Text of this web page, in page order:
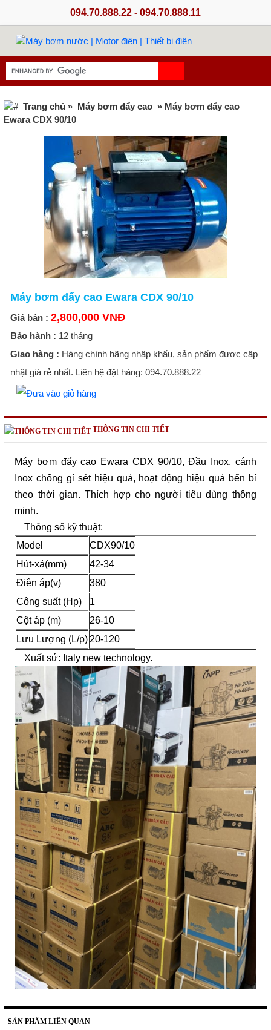
094.70.888.22 - 094.70.888.11
Trang chủ » Máy bơm đẩy cao » Máy bơm đẩy cao
Ewara CDX 90/10
Máy bơm đẩy cao Ewara CDX 90/10
Giá bán : 2,800,000 VNĐ
Bảo hành : 12 tháng
Giao hàng : Hàng chính hãng nhập khẩu, sản phẩm được cập
nhật giá rẻ nhất. Liên hệ đặt hàng: 094.70.888.22
THÔNG TIN CHI TIẾT
Máy bơm đẩy cao Ewara CDX 90/10, Đầu Inox, cánh
Inox chống gỉ sét hiệu quả, hoạt động hiệu quả bển bỉ
theo thời gian. Thích hợp cho người tiêu dùng thông
minh.
Thông số kỹ thuật:
Model
CDX90/10
Hút-xả(mm)
42-34
Điện áp(v)
380
Công suất (Hp)
1
Cột áp (m)
26-10
Lưu Lượng (L/p) 20-120
Xuất sứ: Italy new technology.
SẢN PHẨM LIÊN QUAN